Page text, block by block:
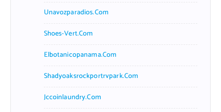
Unavozparadios.com
Shoes-Vert.com
Elbotanicopanama.com
Shadyoaksrockportrvpark.com
Jccoinlaundry.com